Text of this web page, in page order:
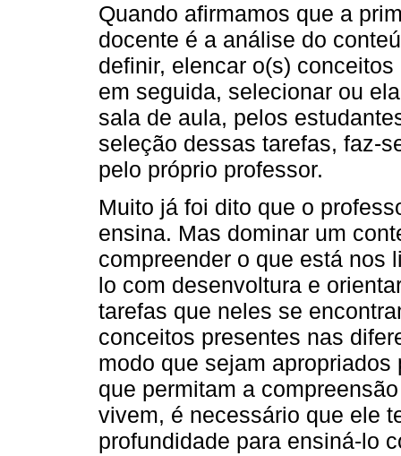
Quando afirmamos que a
docente é a análise do
definir, elencar o(s)
em seguida, selecionar ou
sala de aula, pelos
seleção dessas tarefas, faz-
pelo próprio professor.
Muito já foi dito que o
ensina. Mas dominar um
compreender o que está nos
lo com desenvoltura e
tarefas que neles se
conceitos presentes nas
modo que sejam
que permitam a
vivem, é necessário que ele
profundidade para ensiná-lo